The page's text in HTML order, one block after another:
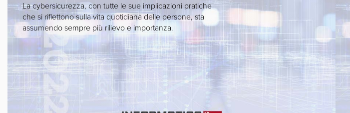
La cybersicurezza, con tutte le sue implicazioni pratiche
che si riflettono sulla vita quotidiana delle persone, sta
assumendo sempre più rilievo e importanza.